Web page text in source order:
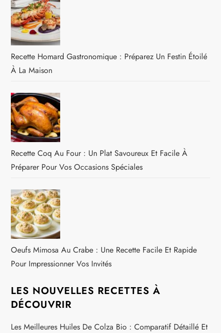
Recette Homard Gastronomique : Préparez Un Festin Étoilé
À La Maison
Recette Coq Au Four : Un Plat Savoureux Et Facile À
Préparer Pour Vos Occasions Spéciales
Oeufs Mimosa Au Crabe : Une Recette Facile Et Rapide
Pour Impressionner Vos Invités
LES NOUVELLES RECETTES À
DÉCOUVRIR
Les Meilleures Huiles De Colza Bio : Comparatif Détaillé Et